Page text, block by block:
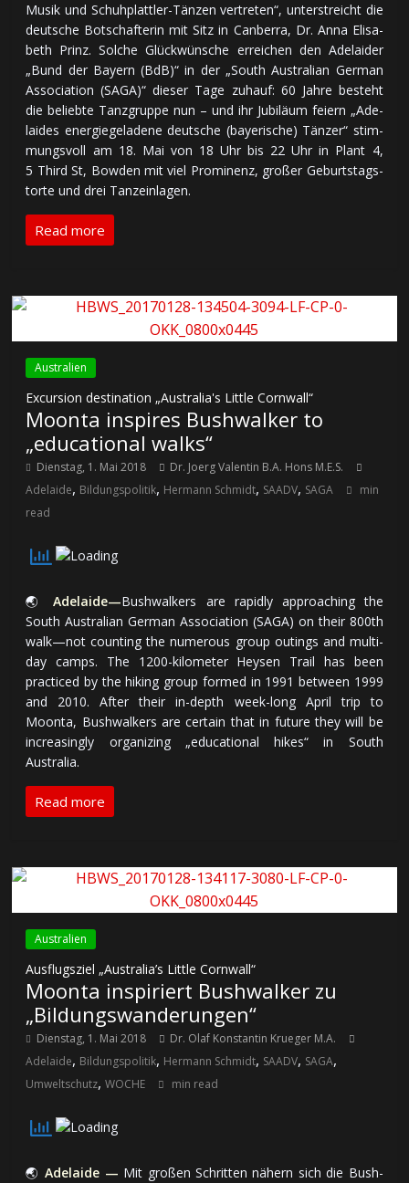
Mu­sik und Schuh­platt­ler-Tän­zen ver­tre­ten“, un­ter­streicht die
deut­sche Bot­schaf­te­rin mit Sitz in Can­ber­ra, Dr. An­na Eli­sa­
beth Prinz. Sol­che Glück­wün­sche er­rei­chen den Ade­lai­der
„Bund der Bayern (BdB)“ in der „South Aus­tra­lian Ger­man
As­soci­ation (SAGA)“ die­ser Ta­ge zu­hauf: 60 Jah­re be­steht
die be­lieb­te Tanz­grup­pe nun – und ihr Ju­bi­lä­um feiern „Ade­
laides ener­gie­ge­la­de­ne deut­sche (baye­ri­sche) Tän­zer“ stim­
mungs­voll am 18. Mai von 18 Uhr bis 22 Uhr in Plant 4,
5 Third St, Bow­den mit viel Pro­mi­nenz, gro­ßer Ge­burts­tags­
tor­te und drei Tanz­ein­la­gen.
Read more
Australien
Excursion destination „Australia's Little Cornwall“
Moonta inspires Bushwalker to
„educational walks“
Dienstag, 1. Mai 2018
Dr. Joerg Valentin B.A. Hons M.E.S.
Adelaide, Bildungspolitik, Hermann Schmidt, SAADV, SAGA
min
read
🌏Adelaide—Bushwalkers are rapidly approaching the
South Australian German Association (SAGA) on their 800th
walk—not counting the numerous group outings and multi-
day camps. The 1200-kilometer Heysen Trail has been
practiced by the hiking group formed in 1991 between 1999
and 2010. After their in-depth week-long April trip to
Moonta, Bushwalkers are certain that in future they will be
increasingly organizing „educational hikes“ in South
Australia.
Read more
Australien
Ausflugsziel „Australia’s Little Cornwall“
Moonta inspiriert Bushwalker zu
„Bildungswanderungen“
Dienstag, 1. Mai 2018
Dr. Olaf Konstantin Krueger M.A.
Adelaide, Bildungspolitik, Hermann Schmidt, SAADV, SAGA,
Umweltschutz,WOCHE min read
🌏Adelaide — Mit gro­ßen Schrit­ten nä­hern sich die Bush­